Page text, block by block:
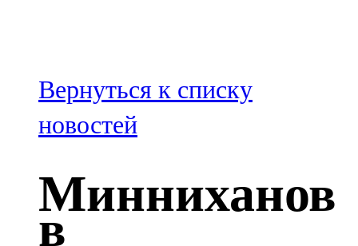
100,3 FM
Зәй
106,6 FM
Кадыбаш
105,2 FM
Вернуться к списку
новостей
Минниханов
в